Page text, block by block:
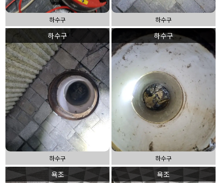
하수구 하수구
하수구
하수구
하수구
하수구
욕조 욕조